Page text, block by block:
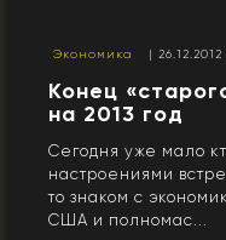
Экономика | 26.12.2012
Конец
на 2013 год
Сегодня уже мало
настроениями
то знаком с
США и полномас...